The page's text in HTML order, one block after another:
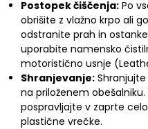
Postopek čiščenja: Po
obrišite z vlažno krpo ali
odstranite prah in
uporabite namensko
motoristično usnje
Shranjevanje:
na priloženem
pospravljajte v zaprte
plastične vrečke.